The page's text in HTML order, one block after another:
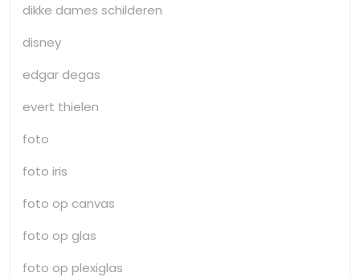
dikke dames schilderen
disney
edgar degas
evert thielen
foto
foto iris
foto op canvas
foto op glas
foto op plexiglas